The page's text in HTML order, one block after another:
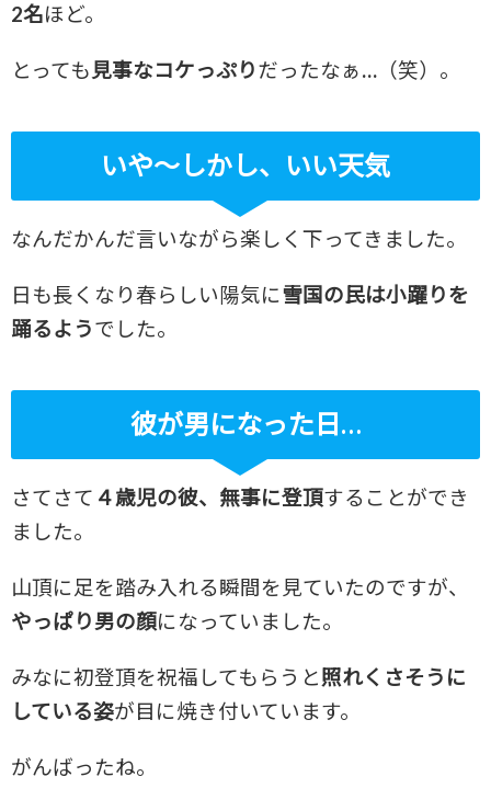
2名ほど。
とっても 見事なコケっぷりだったなぁ…（笑）。
いや～しかし、いい天気
なんだかんだ言いながら楽しく下ってきました。
日も長くなり春らしい陽気に雪国の民は小躍りを
踊るようでした。
彼が男になった日…
さてさて ４歳児の彼、無事に登頂することができ
ました。
山頂に足を踏み入れる瞬間を見ていたのですが、
やっぱり男の顔になっていました。
みなに初登頂を祝福してもらうと照れくさそうに
している姿が目に焼き付いています。
がんばったね。